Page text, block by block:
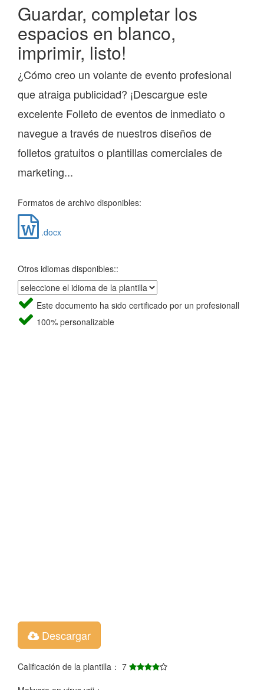
Guardar, completar los
espacios en blanco,
imprimir, listo!
¿Cómo creo un volante de evento profesional
que atraiga publicidad? ¡Descargue este
excelente Folleto de eventos de inmediato o
navegue a través de nuestros diseños de
folletos gratuitos o plantillas comerciales de
marketing...
Formatos de archivo disponibles:
.docx
Otros idiomas disponibles::
Este documento ha sido certificado por un profesionall
100% personalizable
Descargar
Calificación de la plantilla： 7